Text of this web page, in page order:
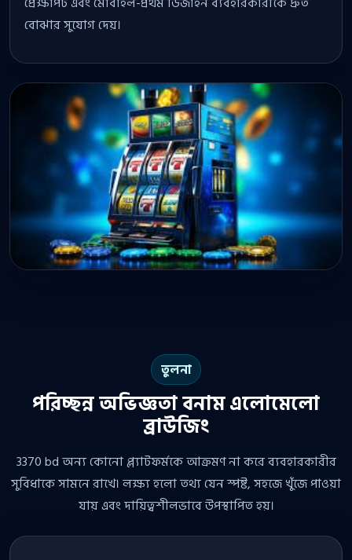
বোঝার সুযোগ দেয়।
তুলনা
পরিচ্ছন্ন অভিজ্ঞতা বনাম এলোমেলো
ব্রাউজিং
3370 bd অন্য কোনো প্ল্যাটফর্মকে আক্রমণ না করে ব্যবহারকারীর
সুবিধাকে সামনে রাখে। লক্ষ্য হলো তথ্য যেন স্পষ্ট, সহজে খুঁজে পাওয়া
যায় এবং দায়িত্বশীলভাবে উপস্থাপিত হয়।